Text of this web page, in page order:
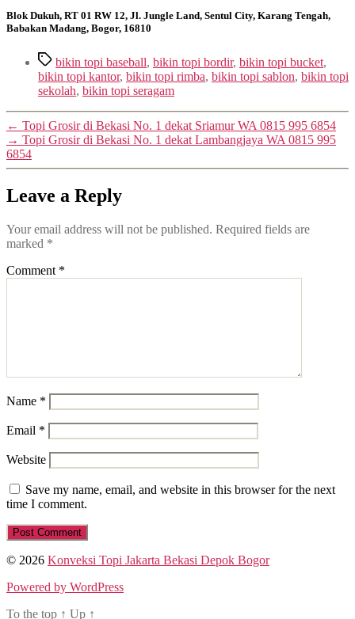
Blok Dukuh, RT 01 RW 12, Jl. Jungle Land, Sentul City, Karang Tengah,
Babakan Madang, Bogor, 16810
Tagsbikin topi baseball, bikin topi bordir, bikin topi bucket,
bikin topi kantor, bikin topi rimba, bikin topi sablon, bikin topi
sekolah, bikin topi seragam
← Topi Grosir di Bekasi No. 1 dekat Sriamur WA 0815 995 6854
→ Topi Grosir di Bekasi No. 1 dekat Lambangjaya WA 0815 995
6854
Leave a Reply
Your email address will not be published. Required fields are
marked *
Comment *
Name *
Email *
Website
Save my name, email, and website in this browser for the next
time I comment.
© 2026 Konveksi Topi Jakarta Bekasi Depok Bogor
Powered by WordPress
To the top ↑ Up ↑